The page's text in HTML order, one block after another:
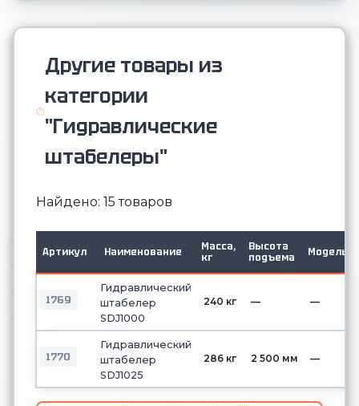
Другие товары из
категории
"Гидравлические
штабелеры"
Найдено: 15 товаров
Артикул Наименование
Масса,
кг
Высота
подъема
Модель
1769
Гидравлический
штабелер
SDJ1000
240 кг — —
1770
Гидравлический
штабелер
SDJ1025
286 кг 2 500 мм —